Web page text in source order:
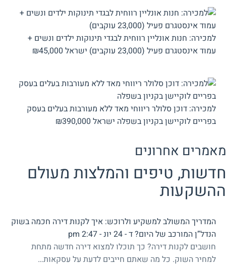
למכירה: חנות אונליין רווחית לבגדי תינוקות ילדים ונשים +
עמוד אינסטגרם פעיל (23,000 עוקבים)
ישראל ₪45,000
למכירה: דוכן סלולר ריווחי מאד ללא מעורבות בעלים בעסק
בפריים לוקיישן בקניון בשפלה ישראל ₪390,000
מאמרים אחרונים
חדשות, טיפים והמלצות מעולם
ההשקעות
המדריך המשולב למשקיע ולרוכש: איך לקנות דירה חכמה בשוק
הנדל”ן המורכב של היום?ד - 24 יונ - 2:47 pm
חושבים לקנות דירה? כך תוכלו למצוא דירה חדשה מתחת
למחיר השוק. כל מה שאתם חייבים לדעת על עסקאות…